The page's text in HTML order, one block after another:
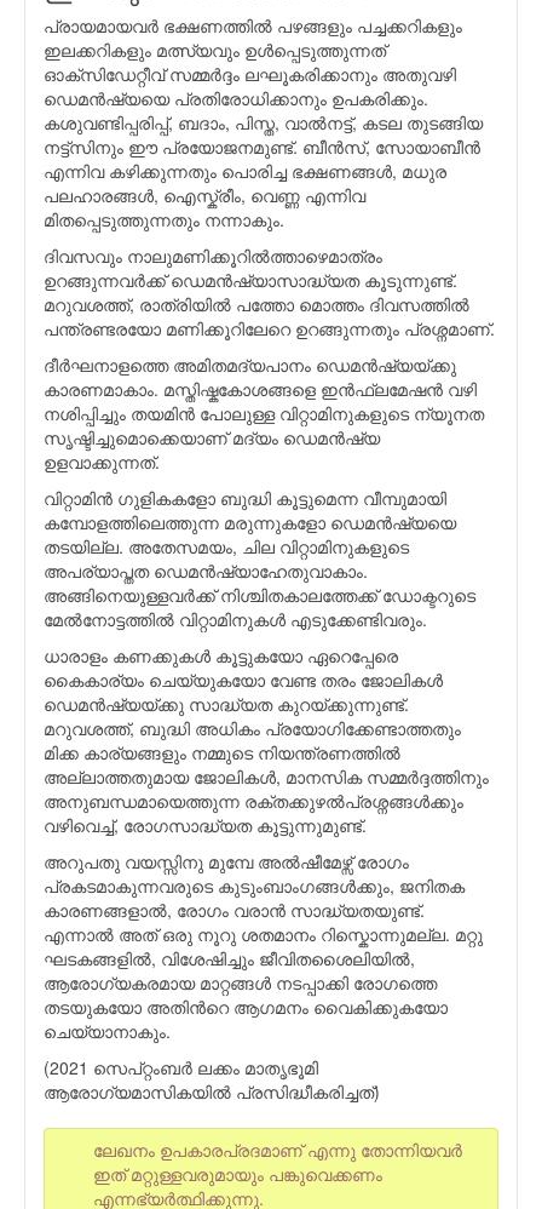
പ്രായമായവര്‍ ഭക്ഷണത്തില്‍ പഴങ്ങളും പച്ചക്കറികളും
ഇലക്കറികളും മത്സ്യവും ഉള്‍പ്പെടുത്തുന്നത്
ഓക്സിഡേറ്റീവ് സമ്മര്‍ദ്ദം ലഘൂകരിക്കാനും അതുവഴി
ഡെമന്‍ഷ്യയെ പ്രതിരോധിക്കാനും ഉപകരിക്കും.
കശുവണ്ടിപ്പരിപ്പ്, ബദാം, പിസ്ത, വാല്‍നട്ട്, കടല തുടങ്ങിയ
നട്ട്സിനും ഈ പ്രയോജനമുണ്ട്. ബീന്‍സ്, സോയാബീന്‍
എന്നിവ കഴിക്കുന്നതും പൊരിച്ച ഭക്ഷണങ്ങള്‍, മധുര
പലഹാരങ്ങള്‍, ഐസ്ക്രീം, വെണ്ണ എന്നിവ
മിതപ്പെടുത്തുന്നതും നന്നാകും.
ദിവസവും നാലുമണിക്കൂറില്‍ത്താഴെമാത്രം
ഉറങ്ങുന്നവര്‍ക്ക് ഡെമന്‍ഷ്യാസാദ്ധ്യത കൂടുന്നുണ്ട്.
മറുവശത്ത്, രാത്രിയില്‍ പത്തോ മൊത്തം ദിവസത്തില്‍
പന്ത്രണ്ടരയോ മണിക്കൂറിലേറെ ഉറങ്ങുന്നതും പ്രശ്നമാണ്.
ദീര്‍ഘനാളത്തെ അമിതമദ്യപാനം ഡെമന്‍ഷ്യയ്ക്കു
കാരണമാകാം. മസ്തിഷ്കകോശങ്ങളെ ഇന്‍ഫ്ലമേഷന്‍ വഴി
നശിപ്പിച്ചും തയമിന്‍ പോലുള്ള വിറ്റാമിനുകളുടെ ന്യൂനത
സൃഷ്ടിച്ചുമൊക്കെയാണ് മദ്യം ഡെമന്‍ഷ്യ
ഉളവാക്കുന്നത്.
വിറ്റാമിന്‍ ഗുളികകളോ ബുദ്ധി കൂട്ടുമെന്ന വീമ്പുമായി
കമ്പോളത്തിലെത്തുന്ന മരുന്നുകളോ ഡെമന്‍ഷ്യയെ
തടയില്ല. അതേസമയം, ചില വിറ്റാമിനുകളുടെ
അപര്യാപ്തത ഡെമന്‍ഷ്യാഹേതുവാകാം.
അങ്ങിനെയുള്ളവര്‍ക്ക് നിശ്ചിതകാലത്തേക്ക് ഡോക്ടറുടെ
മേല്‍നോട്ടത്തില്‍ വിറ്റാമിനുകള്‍ എടുക്കേണ്ടിവരും.
ധാരാളം കണക്കുകള്‍ കൂട്ടുകയോ ഏറെപ്പേരെ
കൈകാര്യം ചെയ്യുകയോ വേണ്ട തരം ജോലികള്‍
ഡെമന്‍ഷ്യയ്ക്കു സാദ്ധ്യത കുറയ്ക്കുന്നുണ്ട്.
മറുവശത്ത്, ബുദ്ധി അധികം പ്രയോഗിക്കേണ്ടാത്തതും
മിക്ക കാര്യങ്ങളും നമ്മുടെ നിയന്ത്രണത്തില്‍
അല്ലാത്തതുമായ ജോലികള്‍, മാനസിക സമ്മര്‍ദ്ദത്തിനും
അനുബന്ധമായെത്തുന്ന രക്തക്കുഴല്‍പ്രശ്നങ്ങള്‍ക്കും
വഴിവെച്ച്, രോഗസാദ്ധ്യത കൂട്ടുന്നുമുണ്ട്.
അറുപതു വയസ്സിനു മുമ്പേ അല്‍ഷീമേഴ്സ് രോഗം
പ്രകടമാകുന്നവരുടെ കുടുംബാംഗങ്ങള്‍ക്കും, ജനിതക
കാരണങ്ങളാല്‍, രോഗം വരാന്‍ സാദ്ധ്യതയുണ്ട്.
എന്നാല്‍ അത് ഒരു നൂറു ശതമാനം റിസ്കൊന്നുമല്ല. മറ്റു
ഘടകങ്ങളില്‍, വിശേഷിച്ചും ജീവിതശൈലിയില്‍,
ആരോഗ്യകരമായ മാറ്റങ്ങള്‍ നടപ്പാക്കി രോഗത്തെ
തടയുകയോ അതിന്‍റെ ആഗമനം വൈകിക്കുകയോ
ചെയ്യാനാകും.
(2021 സെപ്റ്റംബര്‍ ലക്കം മാതൃഭൂമി
ആരോഗ്യമാസികയില്‍ പ്രസിദ്ധീകരിച്ചത്)
ലേഖനം ഉപകാരപ്രദമാണ് എന്നു തോന്നിയവര്‍
ഇത് മറ്റുള്ളവരുമായും പങ്കുവെക്കണം
എന്നഭ്യര്‍ത്ഥിക്കുന്നു.